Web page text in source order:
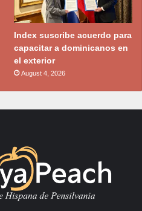
Index suscribe acuerdo para
capacitar a dominicanos en
el exterior
August 4, 2026